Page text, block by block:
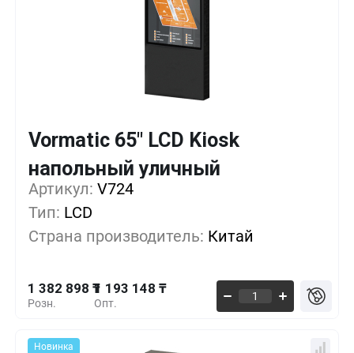
Vormatic 65" LCD Kiosk
напольный уличный
Артикул: V724
Тип: LCD
Страна производитель: Китай
Розн.
1 382 898 ₸
Опт.
1 193 148 ₸
1+ 0%
5+
10+ -8%
Новинка